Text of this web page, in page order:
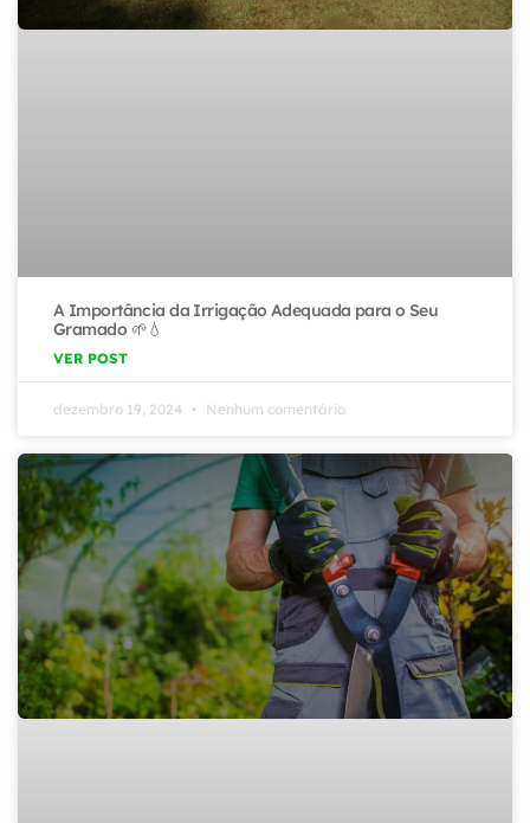
A Importância da Irrigação Adequada para o Seu
Gramado 🌱💧
VER POST
dezembro 19, 2024 Nenhum comentário